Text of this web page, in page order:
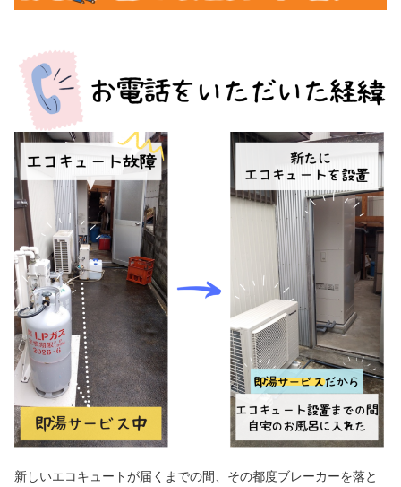
新しいエコキュートが届くまでの間、その都度ブレーカーを落と